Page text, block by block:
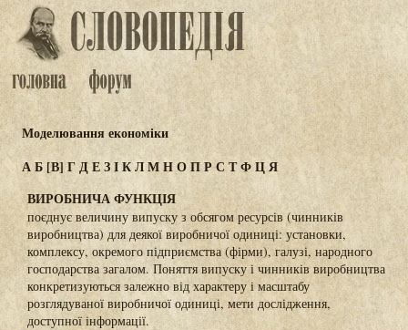
Моделювання економіки
АБ [В] ГДЕЗІКЛМНОПРС ТФЦЯ
ВИРОБНИЧА ФУНКЦІЯ
поєднує величину випуску з обсягом ресурсів (чинників
виробництва) для деякої виробничої одиниці: установки,
комплексу, окремого підприємства (фірми), галузі, народного
господарства загалом. Поняття випуску і чинників виробництва
конкретизуються залежно від характеру і масштабу
розглядуваної виробничої одиниці, мети дослідження,
доступної інформації.